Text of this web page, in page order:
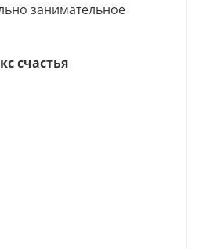
занимательное
счастья